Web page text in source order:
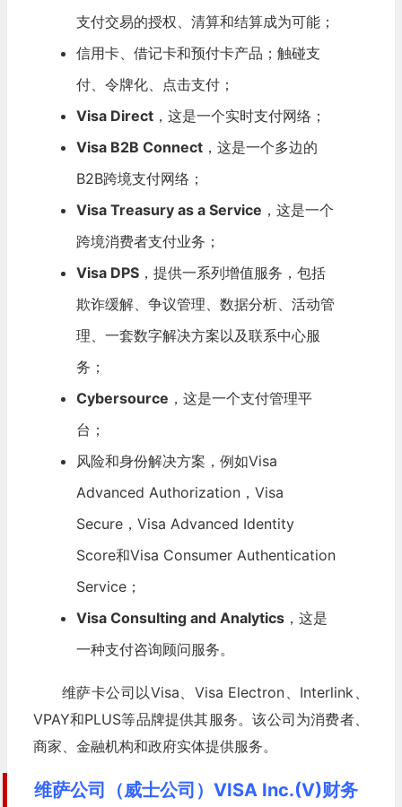
支付交易的授权、清算和结算成为可能；
信用卡、借记卡和预付卡产品；触碰支
付、令牌化、点击支付；
Visa Direct，这是一个实时支付网络；
Visa B2B Connect，这是一个多边的
B2B跨境支付网络；
Visa Treasury as a Service ，这是一个
跨境消费者支付业务；
Visa DPS，提供一系列增值服务，包括
欺诈缓解、争议管理、数据分析、活动管
理、一套数字解决方案以及联系中心服
务；
Cybersource ，这是一个支付管理平
台；
风险和身份解决方案，例如Visa
Advanced Authorization，Visa
Secure，Visa Advanced Identity
Score和Visa Consumer Authentication
Service；
Visa Consulting and Analytics，这是
一种支付咨询顾问服务。
维萨卡公司以Visa、Visa Electron、Interlink、
VPAY和PLUS等品牌提供其服务。该公司为消费者、
商家、金融机构和政府实体提供服务。
维萨公司（威士公司）VISA Inc.(V)财务